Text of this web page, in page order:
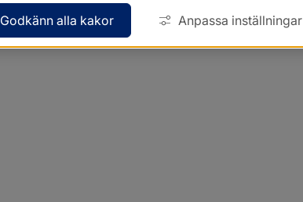
Godkänn alla kakor Anpassa inställningar